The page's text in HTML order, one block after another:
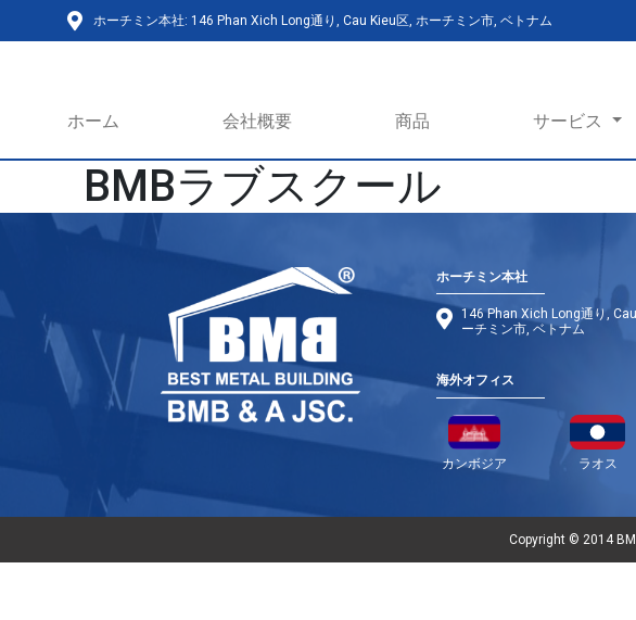
ホーチミン本社: 146 Phan Xich Long通り, Cau Kieu区, ホーチミン市, ベトナム
ホーム 会社概要 商品 サービス
BMBラブスクール
ホーチミン本社
146 Phan Xich Long通り,
ーチミン市, ベトナム
海外オフィス
カンボジア ラオス
Copyright © 2014